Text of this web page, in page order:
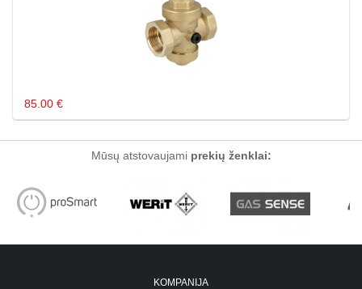
85.00 €
Mūsų atstovaujami prekių ženklai:
KOMPANIJA